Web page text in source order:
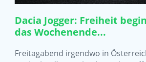
Dacia Jogger: Freiheit
das Wochenende...
Freitagabend irgendwo in